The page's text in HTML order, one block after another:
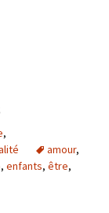
,
amour,
, enfants, être,